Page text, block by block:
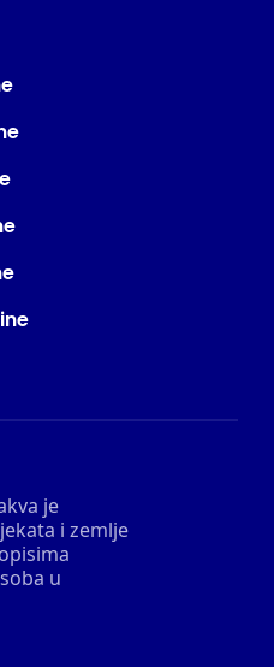
je
i zemlje
u